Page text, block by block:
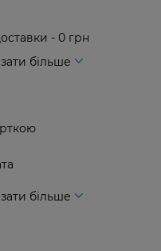
- 0 грн
більше
більше